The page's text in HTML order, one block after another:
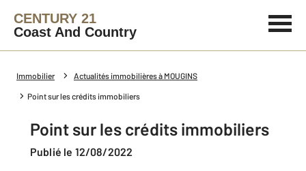
CENTURY 21
Coast And Country
Immobilier Actualités immobilières à MOUGINS
Point sur les crédits immobiliers
Point sur les crédits immobiliers
Publié le 12/08/2022